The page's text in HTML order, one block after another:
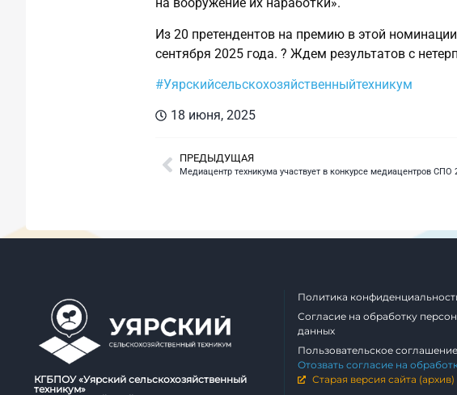
Из 20 претендентов на премию в этой
сентября 2025 года. ? Ждем результатов с
#Уярскийсельскохозяйственныйтехникум
18 июня, 2025
ПРЕДЫДУЩАЯ
КГБПОУ «Уярский сельскохозяйственный
техникум»
Политика
Согласие на обработку
данных
Пользовательское соглашение
Отозвать согласие на
Старая версия сайта (архив)